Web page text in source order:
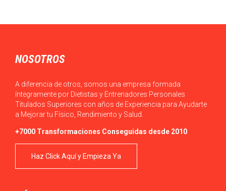
NOSOTROS
A diferencia de otros, somos una empresa formada
íntegramente por Dietistas y Entrenadores Personales
Titulados Superiores con años de Experiencia para Ayudarte
a Mejorar tu Físico, Rendimiento y Salud.
+7000 Transformaciones Conseguidas desde 2010
Haz Click Aquí y Empieza Ya